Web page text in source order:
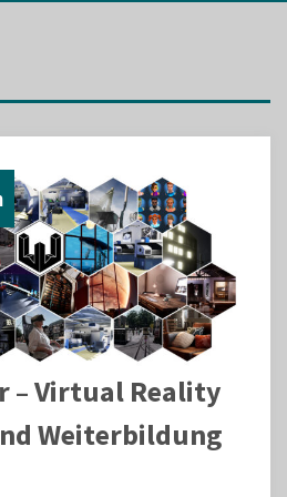
– Virtual Reality
Weiterbildung